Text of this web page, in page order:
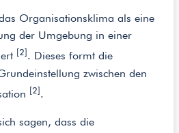
Organisationsklima als eine
der Umgebung in einer
[2]. Dieses formt die
zwischen den
[2].
sagen, dass die